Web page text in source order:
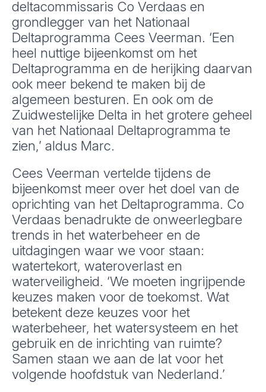
deltacommissaris Co Verdaas en
grondlegger van het Nationaal
Deltaprogramma Cees Veerman. ‘Een
heel nuttige bijeenkomst om het
Deltaprogramma en de herijking daarvan
ook meer bekend te maken bij de
algemeen besturen. En ook om de
Zuidwestelijke Delta in het grotere geheel
van het Nationaal Deltaprogramma te
zien,’ aldus Marc.
Cees Veerman vertelde tijdens de
bijeenkomst meer over het doel van de
oprichting van het Deltaprogramma. Co
Verdaas benadrukte de onweerlegbare
trends in het waterbeheer en de
uitdagingen waar we voor staan:
watertekort, wateroverlast en
waterveiligheid. ‘We moeten ingrijpende
keuzes maken voor de toekomst. Wat
betekent deze keuzes voor het
waterbeheer, het watersysteem en het
gebruik en de inrichting van ruimte?
Samen staan we aan de lat voor het
volgende hoofdstuk van Nederland.’